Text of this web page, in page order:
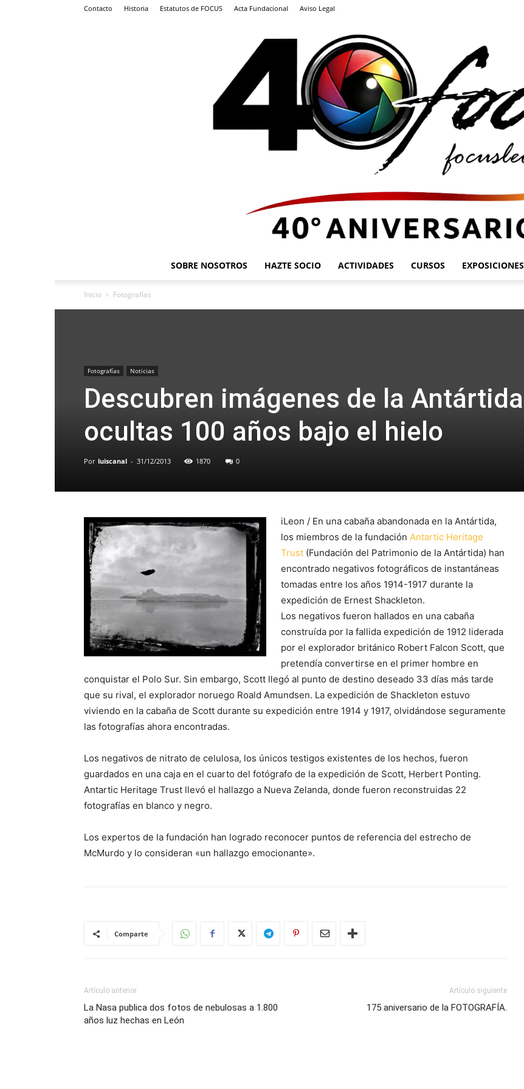
Contacto Historia Estatutos de FOCUS Acta Fundacional Aviso Legal
SOBRE NOSOTROS HAZTE SOCIO ACTIVIDADES CURSOS EXPOSICIONES
Inicio Fotografías
Fotografías Noticias
Descubren imágenes de la Antártida
ocultas 100 años bajo el hielo
Por luiscanal - 31/12/2013 1870 0
iLeon / En una cabaña abandonada en la Antártida,
los miembros de la fundación Antartic Heritage
Trust (Fundación del Patrimonio de la Antártida) han
encontrado negativos fotográficos de instantáneas
tomadas entre los años 1914-1917 durante la
expedición de Ernest Shackleton.
Los negativos fueron hallados en una cabaña
construída por la fallida expedición de 1912 liderada
por el explorador británico Robert Falcon Scott, que
pretendía convertirse en el primer hombre en
conquistar el Polo Sur. Sin embargo, Scott llegó al punto de destino deseado 33 días más tarde
que su rival, el explorador noruego Roald Amundsen. La expedición de Shackleton estuvo
viviendo en la cabaña de Scott durante su expedición entre 1914 y 1917, olvidándose seguramente
las fotografías ahora encontradas.
Los negativos de nitrato de celulosa, los únicos testigos existentes de los hechos, fueron
guardados en una caja en el cuarto del fotógrafo de la expedición de Scott, Herbert Ponting.
Antartic Heritage Trust llevó el hallazgo a Nueva Zelanda, donde fueron reconstruidas 22
fotografías en blanco y negro.
Los expertos de la fundación han logrado reconocer puntos de referencia del estrecho de
McMurdo y lo consideran «un hallazgo emocionante».
Comparte
Artículo anterior
La Nasa publica dos fotos de nebulosas a 1.800
años luz hechas en León
Artículo siguiente
175 aniversario de la FOTOGRAFÍA.